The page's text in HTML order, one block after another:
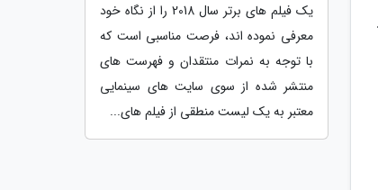
یک فیلم های برتر سال 2018 را از نگاه خود
معرفی نموده اند، فرصت مناسبی است که
با توجه به نمرات منتقدان و فهرست های
منتشر شده از سوی سایت های سینمایی
معتبر به یک لیست منطقی از فیلم های...